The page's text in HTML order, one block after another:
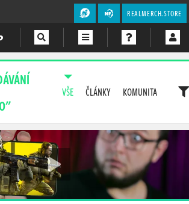
REALMERCH.STORE
VŠE ČLÁNKY KOMUNITA